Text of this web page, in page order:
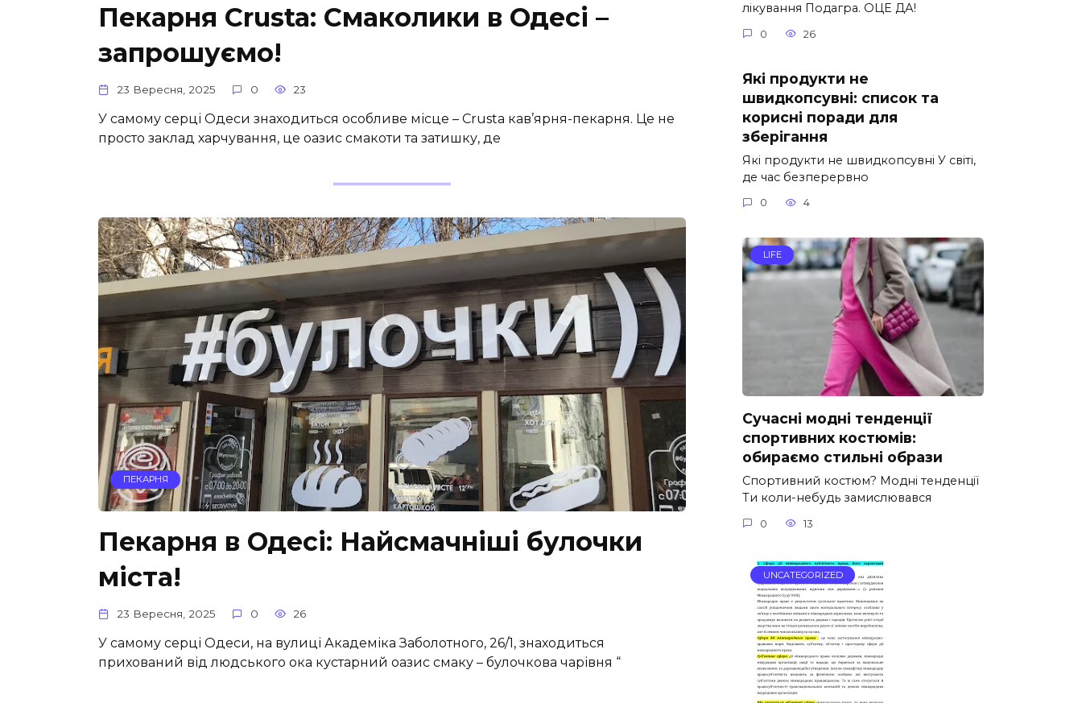
Пекарня Crusta: Смаколики в Одесі –
запрошуємо!
23 Вересня, 2025 0 23
У самому серці Одеси знаходиться особливе місце – Crusta кав’ярня-пекарня. Це не
просто заклад харчування, це оазис смакоти та затишку, де
ПЕКАРНЯ
Пекарня в Одесі: Найсмачніші булочки
міста!
23 Вересня, 2025 0 26
У самому серці Одеси, на вулиці Академіка Заболотного, 26/1, знаходиться
прихований від людського ока кустарний оазис смаку – булочкова чарівня “
лікування Подагра. ОЦЕ ДА!
0 26
Які продукти не
швидкопсувні: список та
корисні поради для
зберігання
Які продукти не швидкопсувні У світі,
де час безперервно
0 4
LIFE
Сучасні модні тенденції
спортивних костюмів:
обираємо стильні образи
Спортивний костюм? Модні тенденції
Ти коли-небудь замислювався
0 13
UNCATEGORIZED